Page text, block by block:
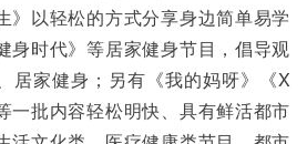
》以轻松的方式分享身边简单易学
身时代》等居家健身节目，倡导观
居家健身；另有《我的妈呀》《X
一批内容轻松明快、具有鲜活都市